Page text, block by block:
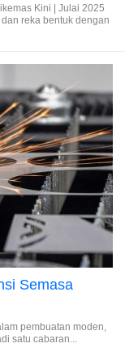
Kini | Julai 2025
reka bentuk dengan
Semasa
pembuatan moden,
satu cabaran...